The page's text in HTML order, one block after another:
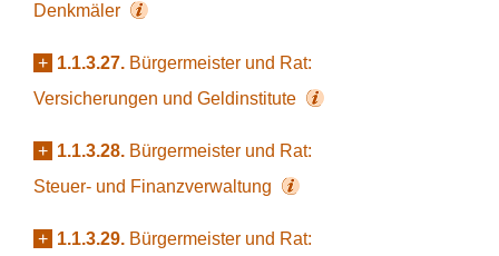
Denkmäler
+ 1.1.3.27. Bürgermeister und Rat:
Versicherungen und Geldinstitute
+ 1.1.3.28. Bürgermeister und Rat:
Steuer- und Finanzverwaltung
+ 1.1.3.29. Bürgermeister und Rat: